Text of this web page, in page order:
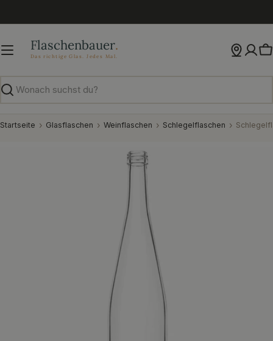
Inhalt
Suchen
Startseite Glasflaschen Weinflaschen Schlegelflaschen
Sie das Medium 0 im Modalformat